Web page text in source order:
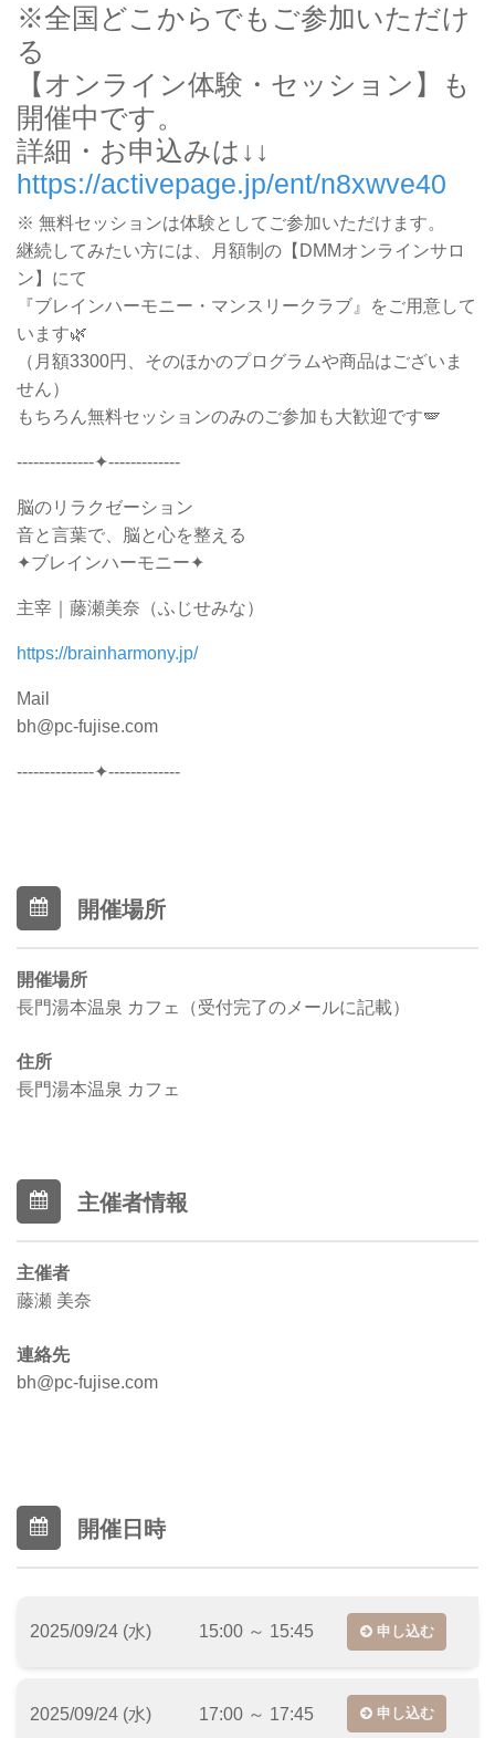
※全国どこからでもご参加いただけ
る
【オンライン体験・セッション】も
開催中です。
詳細・お申込みは↓↓
https://activepage.jp/ent/n8xwve40
※ 無料セッションは体験としてご参加いただけます。
継続してみたい方には、月額制の【DMMオンラインサロ
ン】にて
『ブレインハーモニー・マンスリークラブ』をご用意して
います🌿
（月額3300円、そのほかのプログラムや商品はございま
せん）
もちろん無料セッションのみのご参加も大歓迎です🪽
--------------✦-------------
脳のリラクゼーション
音と言葉で、脳と心を整える
✦ブレインハーモニー✦
主宰｜藤瀬美奈（ふじせみな）
https://brainharmony.jp/
Mail
bh@pc-fujise.com
--------------✦-------------
開催場所
開催場所
長門湯本温泉 カフェ（受付完了のメールに記載）
住所
長門湯本温泉 カフェ
主催者情報
主催者
藤瀬 美奈
連絡先
bh@pc-fujise.com
開催日時
2025/09/24 (水) 15:00 ～ 15:45 申し込む
2025/09/24 (水) 17:00 ～ 17:45 申し込む